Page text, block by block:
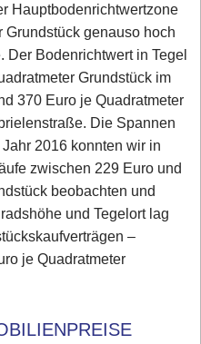
Hauptbodenrichtwertzone
genauso hoch
Der Bodenrichtwert in Tegel
Grundstück im
370 Euro je Quadratmeter
Die Spannen
2016 konnten wir in
zwischen 229 Euro und
beobachten und
und Tegelort lag
–
je Quadratmeter